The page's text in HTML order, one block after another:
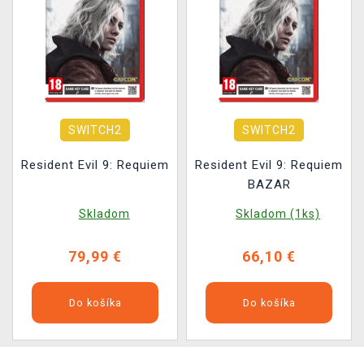
SWITCH2
Resident Evil 9: Requiem
Skladom
79,99 €
Do košíka
SWITCH2
Resident Evil 9: Requiem
BAZAR
Skladom (1ks)
66,10 €
Do košíka